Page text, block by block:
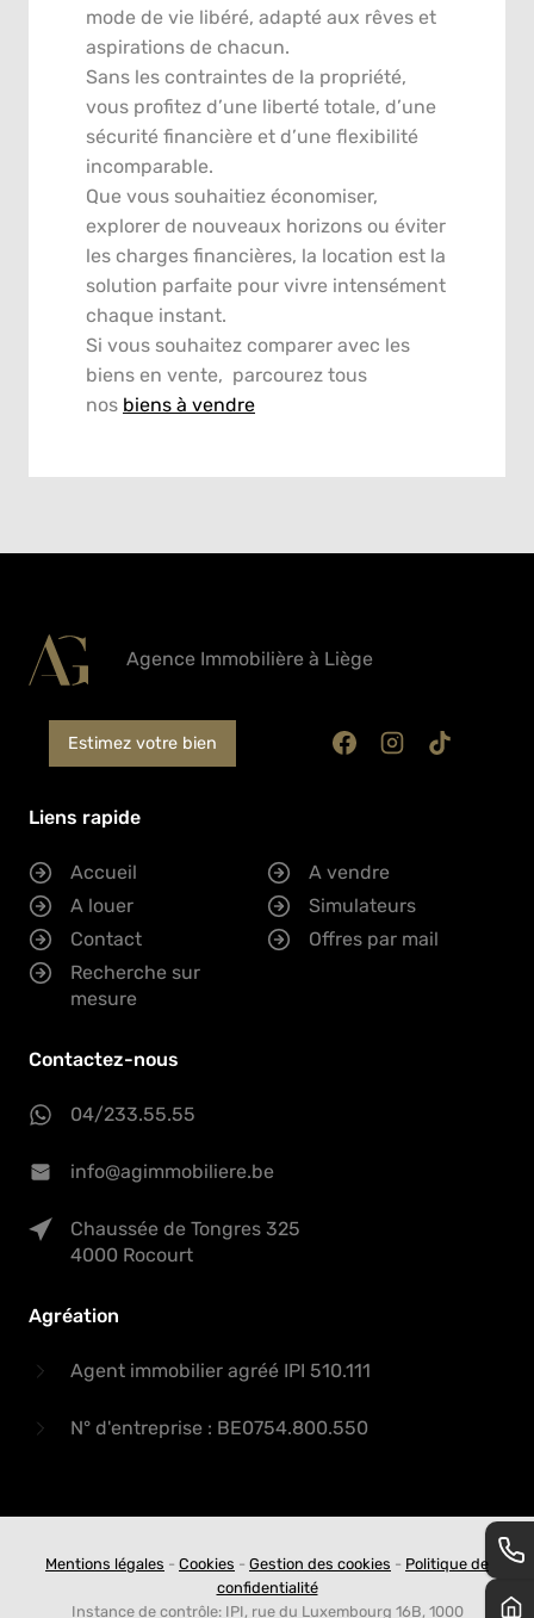
mode de vie libéré, adapté aux rêves et
aspirations de chacun.
Sans les contraintes de la propriété,
vous profitez d’une liberté totale, d’une
sécurité financière et d’une flexibilité
incomparable.
Que vous souhaitiez économiser,
explorer de nouveaux horizons ou éviter
les charges financières, la location est la
solution parfaite pour vivre intensément
chaque instant.
Si vous souhaitez comparer avec les
biens en vente, parcourez tous
nos biens à vendre
Agence Immobilière à Liège
Estimez votre bien
Liens rapide
Accueil
A vendre
A louer
Simulateurs
Contact
Offres par mail
Recherche sur
mesure
Contactez-nous
04/233.55.55
info@agimmobiliere.be
Chaussée de Tongres 325
4000 Rocourt
Agréation
Agent immobilier agréé IPI 510.111
N° d'entreprise : BE0754.800.550
Mentions légales - Cookies - Gestion des cookies - Politique de
confidentialité
Instance de contrôle: IPI, rue du Luxembourg 16B, 1000